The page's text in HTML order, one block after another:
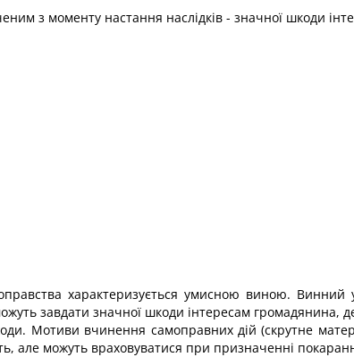
з моменту настання наслідків - значної шкоди
характеризується умисною виною.
завдати значної шкоди інтересам
Мотиви вчинення самоправних дій (скрутне
але можуть враховуватися при призначенні